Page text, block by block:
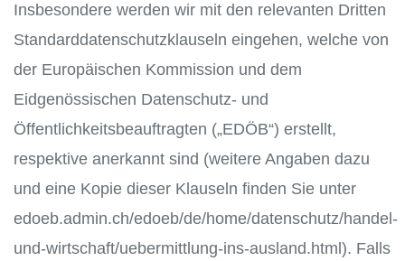
Insbesondere werden wir mit den relevanten Dritten
Standarddatenschutzklauseln eingehen, welche von
der Europäischen Kommission und dem
Eidgenössischen Datenschutz- und
Öffentlichkeitsbeauftragten („EDÖB“) erstellt,
respektive anerkannt sind (weitere Angaben dazu
und eine Kopie dieser Klauseln finden Sie unter
edoeb.admin.ch/edoeb/de/home/datenschutz/handel-
und-wirtschaft/uebermittlung-ins-ausland.html). Falls